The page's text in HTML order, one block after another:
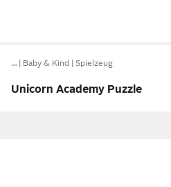
… Baby & Kind Spielzeug
Unicorn Academy Puzzle